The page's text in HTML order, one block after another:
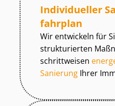
Individueller
fahr­plan
Wir entwickeln für
strukturierten
schrittweisen
Sanierung Ihrer